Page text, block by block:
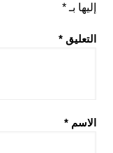
إليها بـ *
التعليق *
الاسم *